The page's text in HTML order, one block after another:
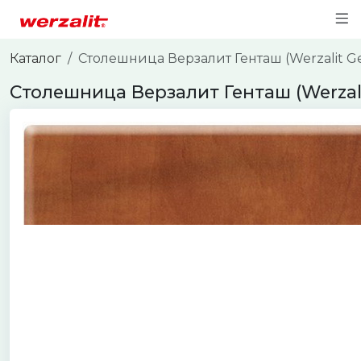
Каталог Столешница Верзалит Генташ (Werzalit
Столешница Верзалит Генташ